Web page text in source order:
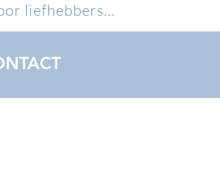
liefhebbers...